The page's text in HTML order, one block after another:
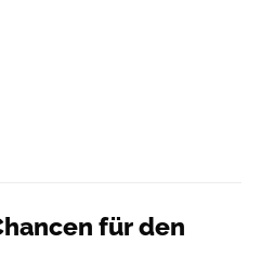
für den